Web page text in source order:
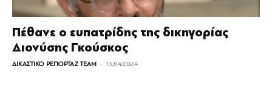
Πέθανε ο ευπατρίδης της δικηγορίας
Διονύσης Γκούσκος
ΔΙΚΑΣΤΙΚΟ ΡΕΠΟΡΤΑΖ TEAM - 13/04/2024